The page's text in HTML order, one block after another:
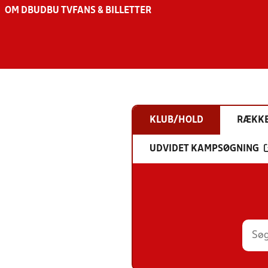
OM DBU DBU TV FANS & BILLETTER
KLUB/HOLD
UDVIDET KAMPSØGNING